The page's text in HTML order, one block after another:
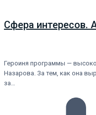
Сфера интересов.
Героиня программы —
Назарова. За тем, как она
за…